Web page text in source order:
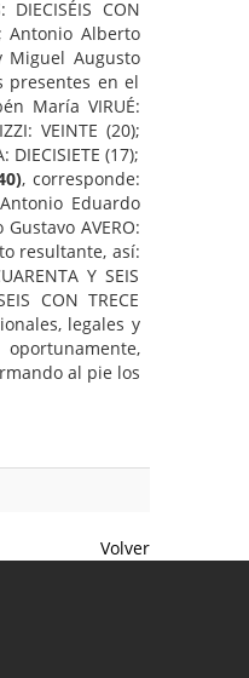
CON
Antonio Alberto
y Miguel Augusto
presentes en el
María VIRUÉ:
VEINTE (20);
(17);
, corresponde:
Antonio Eduardo
Gustavo AVERO:
resultante, así:
Y SEIS
CON TRECE
legales y
al pie los
Volver